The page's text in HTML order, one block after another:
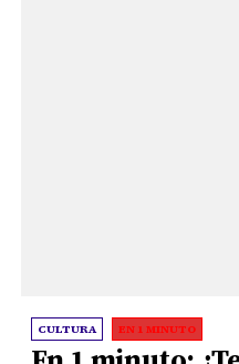
CULTURA EN 1 MINUTO